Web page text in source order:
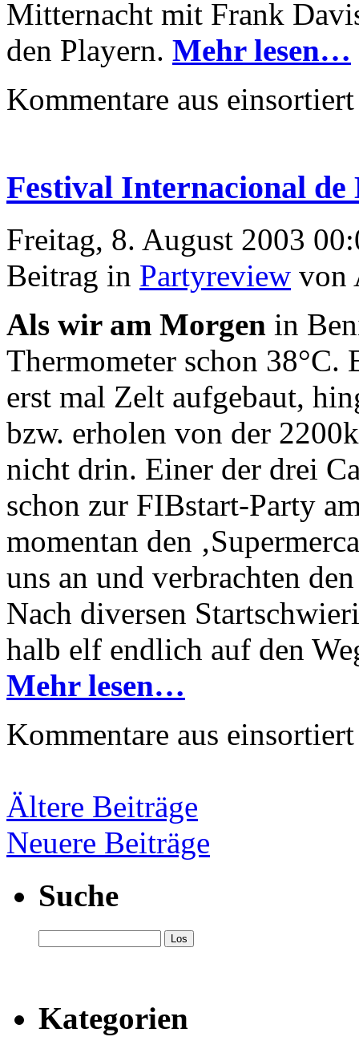
Mitternacht mit Frank
den Playern. Mehr lesen…
Kommentare aus
Festival Internacional de
Freitag, 8. August 2003
Beitrag in Partyreview von
Als wir am Morgen in
Thermometer schon 38°C.
erst mal Zelt aufgebaut,
bzw. erholen von der
nicht drin. Einer der drei
schon zur FIBstart-Party
momentan den
uns an und verbrachten
Nach diversen
halb elf endlich auf den
Mehr lesen…
Kommentare aus
Ältere Beiträge
Neuere Beiträge
Suche
Kategorien